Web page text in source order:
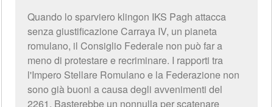
Quando lo sparviero klingon IKS Pagh attacca
senza giustificazione Carraya IV, un pianeta
romulano, il Consiglio Federale non può far a
meno di protestare e recriminare. I rapporti tra
l'Impero Stellare Romulano e la Federazione non
sono già buoni a causa degli avvenimenti del
2261. Basterebbe un nonnulla per scatenare